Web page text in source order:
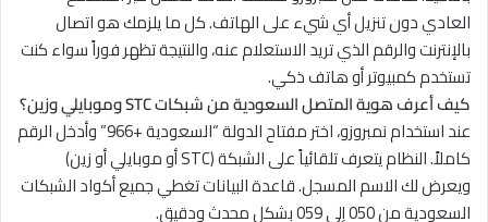
العادي دون تنزيل أي شيء على الهاتف. كل ما يلزمك هو اتصال
بالإنترنت والرقم الذي تريد الاستعلام عنه، والنتيجة تظهر فوراً سواء كنت
تستخدم كمبيوتر أو هاتف ذكي.
كيف أعرف هوية المتصل السعودية من شبكات STC وموبايلي وزين؟
عند استخدام نمبروزو، اختر مفتاح الدولة “السعودية +966” وأدخل الرقم
كاملاً. النظام يتعرف تلقائياً على الشبكة (STC أو موبايلي أو زين)
ويعرض لك الاسم المسجل. قاعدة البيانات تغطي جميع أكواد الشبكات
السعودية من 050 إلى 059 بشكل محدث ودقيق.